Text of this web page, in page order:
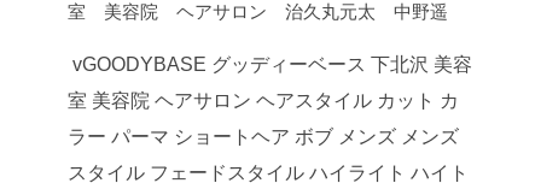
室 美容院 ヘアサロン 治久丸元太 中野遥
vGOODYBASE グッディーベース 下北沢 美容
室 美容院 ヘアサロン ヘアスタイル カット カ
ラー パーマ ショートヘア ボブ メンズ メンズ
スタイル フェードスタイル ハイライト ハイト